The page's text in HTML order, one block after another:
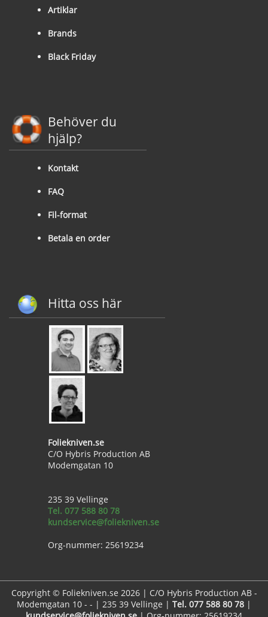
Artiklar
Brands
Black Friday
Behöver du
hjälp?
Kontakt
FAQ
Fil-format
Betala en order
Hitta oss här
Foliekniven.se
C/O Hybris Production AB
Modemgatan 10
235 39 Vellinge
Tel. 077 588 80 78
kundservice@foliekniven.se
Org-nummer: 25619234
Copyright © Foliekniven.se 2026 | C/O Hybris Production AB -
Modemgatan 10 - - | 235 39 Vellinge | Tel. 077 588 80 78 |